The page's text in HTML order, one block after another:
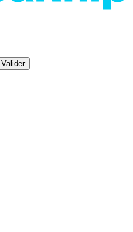
Valider